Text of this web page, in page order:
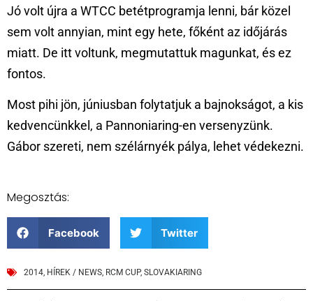
Jó volt újra a WTCC betétprogramja lenni, bár közel
sem volt annyian, mint egy hete, főként az időjárás
miatt. De itt voltunk, megmutattuk magunkat, és ez
fontos.
Most pihi jön, júniusban folytatjuk a bajnokságot, a kis
kedvencünkkel, a Pannoniaring-en versenyzünk.
Gábor szereti, nem szélárnyék pálya, lehet védekezni.
Megosztás:
Facebook Twitter
2014, HÍREK / NEWS, RCM CUP, SLOVAKIARING